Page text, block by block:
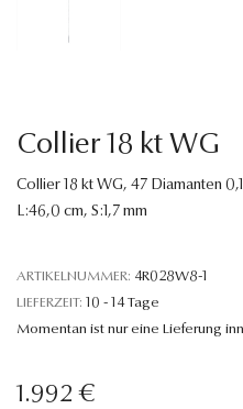
Collier 18 kt WG
Collier 18 kt WG, 47 Diamanten
L:46,0 cm, S:1,7 mm
ARTIKELNUMMER: 4R028W8-1
LIEFERZEIT: 10 - 14 Tage
Momentan ist nur eine Lieferung
1.992 €